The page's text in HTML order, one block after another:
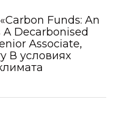
Funds: An
Decarbonised
Associate,
В условиях